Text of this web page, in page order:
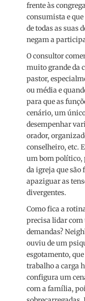
frente às
consumista e
de todas as suas
negam a
O consultor
muito grande da
pastor,
ou média e
para que as
cenário, um
desempenhar
orador,
conselheiro, etc.
um bom político,
da igreja que são
apaziguar as
divergentes.
Como fica a
precisa lidar com
demandas?
ouviu de um
esgotamento,
trabalho a carga
configura um
com a família,